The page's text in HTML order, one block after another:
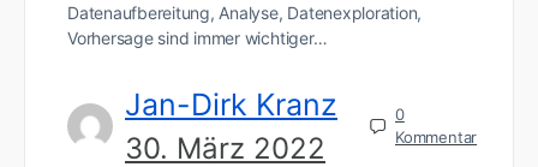
Datenaufbereitung, Analyse, Datenexploration,
Vorhersage sind immer wichtiger…
Jan-Dirk Kranz
30. März 2022
0
Kommentar